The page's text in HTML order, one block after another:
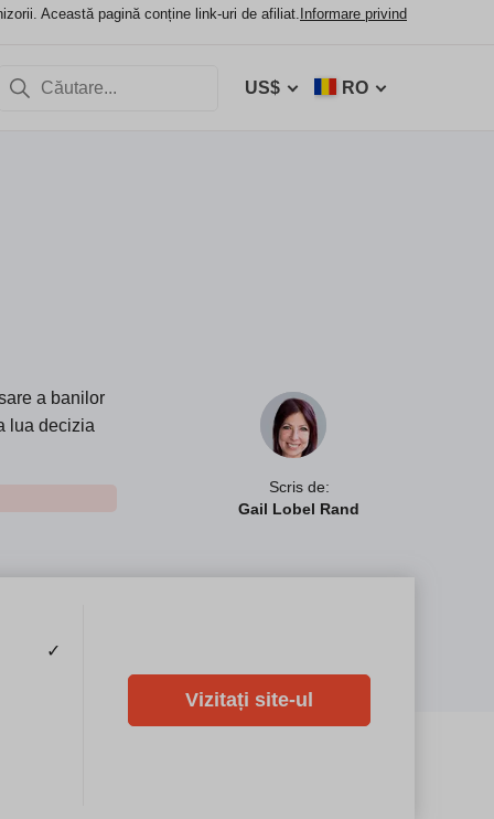
Această pagină conține link-uri de afiliat. Informare privind
US$ RO
Scris de:
Gail Lobel Rand
a banilor
lua decizia
✓
Vizitați site-ul